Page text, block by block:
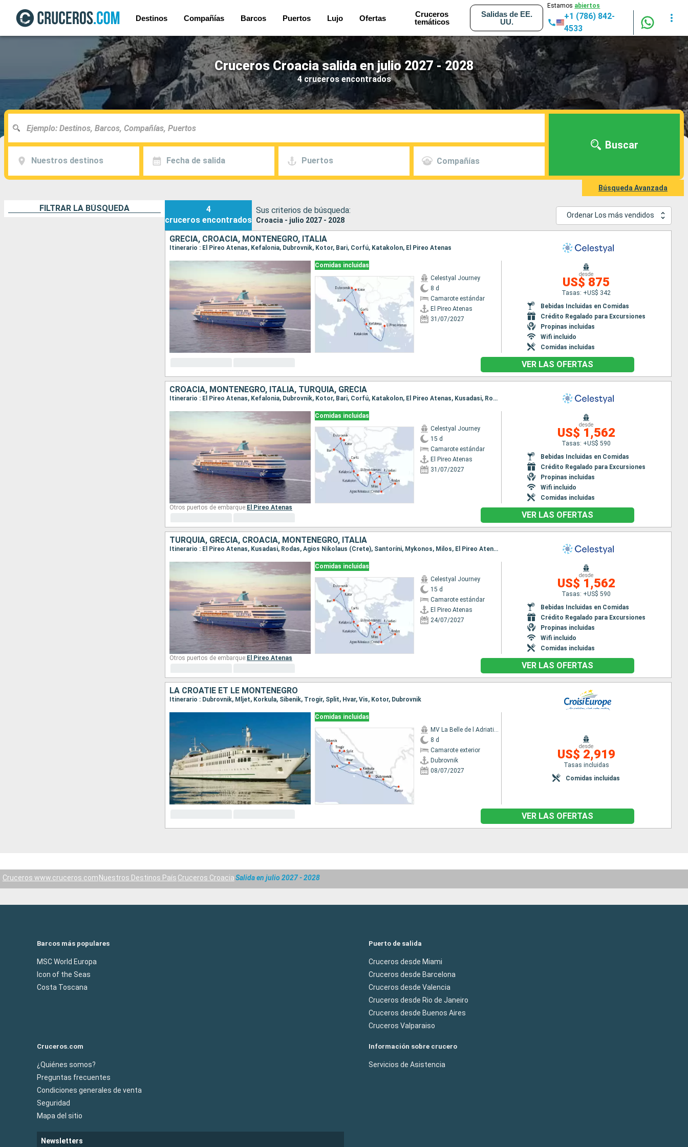
Destinos Compañías Barcos Puertos Lujo Ofertas
Cruceros
temáticos
Salidas de EE.
UU.
Estamos abiertos
+1 (786) 842-
4533
Cruceros Croacia salida en julio 2027 - 2028
4 cruceros encontrados
Nuestros destinos Fecha de salida Puertos Compañías
Buscar
Búsqueda Avanzada
FILTRAR LA BÚSQUEDA
4
cruceros encontrados
Sus criterios de búsqueda:
Croacia - julio 2027 - 2028
Ordenar Los más vendidos
GRECIA, CROACIA, MONTENEGRO, ITALIA
Itinerario : El Pireo Atenas, Kefalonia, Dubrovnik, Kotor, Bari, Corfú, Katakolon, El Pireo Atenas
Comidas incluidas
Celestyal Journey
8 d
Camarote estándar
El Pireo Atenas
31/07/2027
desde
US$ 875
Tasas: +US$ 342
Bebidas Incluidas en Comidas
Crédito Regalado para Excursiones
Propinas incluidas
Wifi incluido
Comidas incluidas
VER LAS OFERTAS
CROACIA, MONTENEGRO, ITALIA, TURQUÍA, GRECIA
Itinerario : El Pireo Atenas, Kefalonia, Dubrovnik, Kotor, Bari, Corfú, Katakolon, El Pireo Atenas, Kusadasi, Rodas, Agios Nikolaus (Crete), Santoríni, Mykonos, Milos, El Pireo Atenas
Comidas incluidas
Celestyal Journey
15 d
Camarote estándar
El Pireo Atenas
31/07/2027
desde
US$ 1,562
Tasas: +US$ 590
Bebidas Incluidas en Comidas
Crédito Regalado para Excursiones
Propinas incluidas
Wifi incluido
Comidas incluidas
Otros puertos de embarque: El Pireo Atenas
VER LAS OFERTAS
TURQUÍA, GRECIA, CROACIA, MONTENEGRO, ITALIA
Itinerario : El Pireo Atenas, Kusadasi, Rodas, Agios Nikolaus (Crete), Santoríni, Mykonos, Milos, El Pireo Atenas, Kefalonia, Dubrovnik, Kotor, Bari, Corfú, Katakolon, El Pireo Atenas
Comidas incluidas
Celestyal Journey
15 d
Camarote estándar
El Pireo Atenas
24/07/2027
desde
US$ 1,562
Tasas: +US$ 590
Bebidas Incluidas en Comidas
Crédito Regalado para Excursiones
Propinas incluidas
Wifi incluido
Comidas incluidas
Otros puertos de embarque: El Pireo Atenas
VER LAS OFERTAS
LA CROATIE ET LE MONTÉNÉGRO
Itinerario : Dubrovnik, Mljet, Korkula, Sibenik, Trogir, Split, Hvar, Vis, Kotor, Dubrovnik
Comidas incluidas
MV La Belle de l Adriatique
8 d
Camarote exterior
Dubrovnik
08/07/2027
desde
US$ 2,919
Tasas incluidas
Comidas incluidas
VER LAS OFERTAS
Cruceros www.cruceros.com Nuestros Destinos País Cruceros CroaciaSalida en julio 2027 - 2028
Barcos más populares
MSC World Europa
Icon of the Seas
Costa Toscana
Puerto de salida
Cruceros desde Miami
Cruceros desde Barcelona
Cruceros desde Valencia
Cruceros desde Rio de Janeiro
Cruceros desde Buenos Aires
Cruceros Valparaiso
Cruceros.com
¿Quiénes somos?
Preguntas frecuentes
Condiciones generales de venta
Seguridad
Mapa del sitio
Información sobre crucero
Servicios de Asistencia
Newsletters